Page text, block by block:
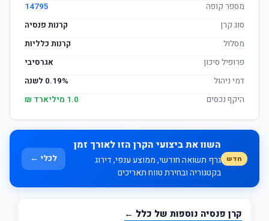
מספר קופה
14795
סוג קרן
קרנות פנסיה
מסלול
קרנות כלליות
פרופיל סיכון
אגרסיבי
דמי ניהול
0.19% לשנה
היקף נכסים
1.0 מיליארד ₪
חדש
השוו את ביצועי הקרן הזו לאורך זמן
גרף תשואה חודשי, ממוצע ענפי, דירוג
בקטגוריה ובחירת טווח תאריכים
לכלי ←
קרן פנסיה נוספות של כלל ←